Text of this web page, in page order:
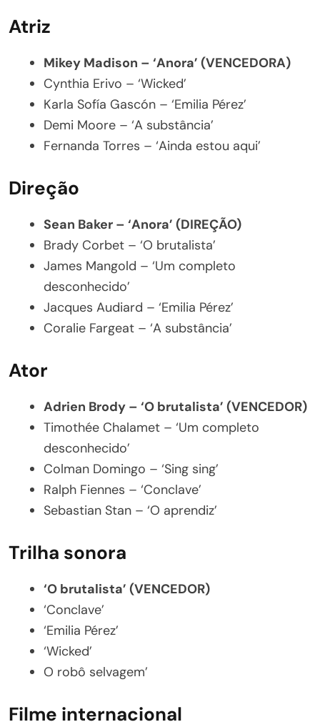
Atriz
Mikey Madison – ‘Anora’ (VENCEDORA)
Cynthia Erivo – ‘Wicked’
Karla Sofía Gascón – ‘Emilia Pérez’
Demi Moore – ‘A substância’
Fernanda Torres – ‘Ainda estou aqui’
Direção
Sean Baker – ‘Anora’ (DIREÇÃO)
Brady Corbet – ‘O brutalista’
James Mangold – ‘Um completo
desconhecido’
Jacques Audiard – ‘Emilia Pérez’
Coralie Fargeat – ‘A substância’
Ator
Adrien Brody – ‘O brutalista’ (VENCEDOR)
Timothée Chalamet – ‘Um completo
desconhecido’
Colman Domingo – ‘Sing sing’
Ralph Fiennes – ‘Conclave’
Sebastian Stan – ‘O aprendiz’
Trilha sonora
‘O brutalista’ (VENCEDOR)
‘Conclave’
‘Emilia Pérez’
‘Wicked’
O robô selvagem’
Filme internacional